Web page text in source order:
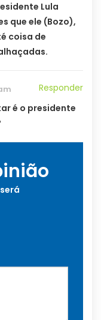
Lula
que ele (Bozo),
coisa de
Responder
é o presidente